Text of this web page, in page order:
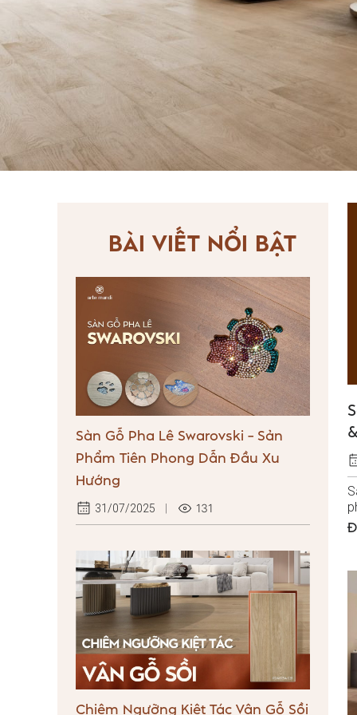
BÀI VIẾT NỔI BẬT
Sàn Gỗ Pha Lê Swarovski – Sản
Phẩm Tiên Phong Dẫn Đầu Xu
Hướng
31/07/2025 131
Chiêm Ngưỡng Kiệt Tác Vân Gỗ Sồi